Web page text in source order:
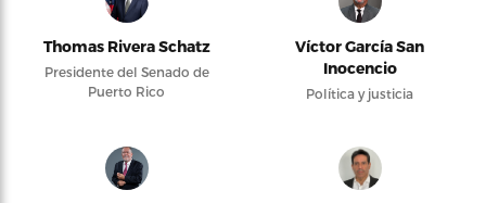
Thomas Rivera Schatz
Presidente del Senado de
Puerto Rico
Víctor García San
Inocencio
Política y justicia